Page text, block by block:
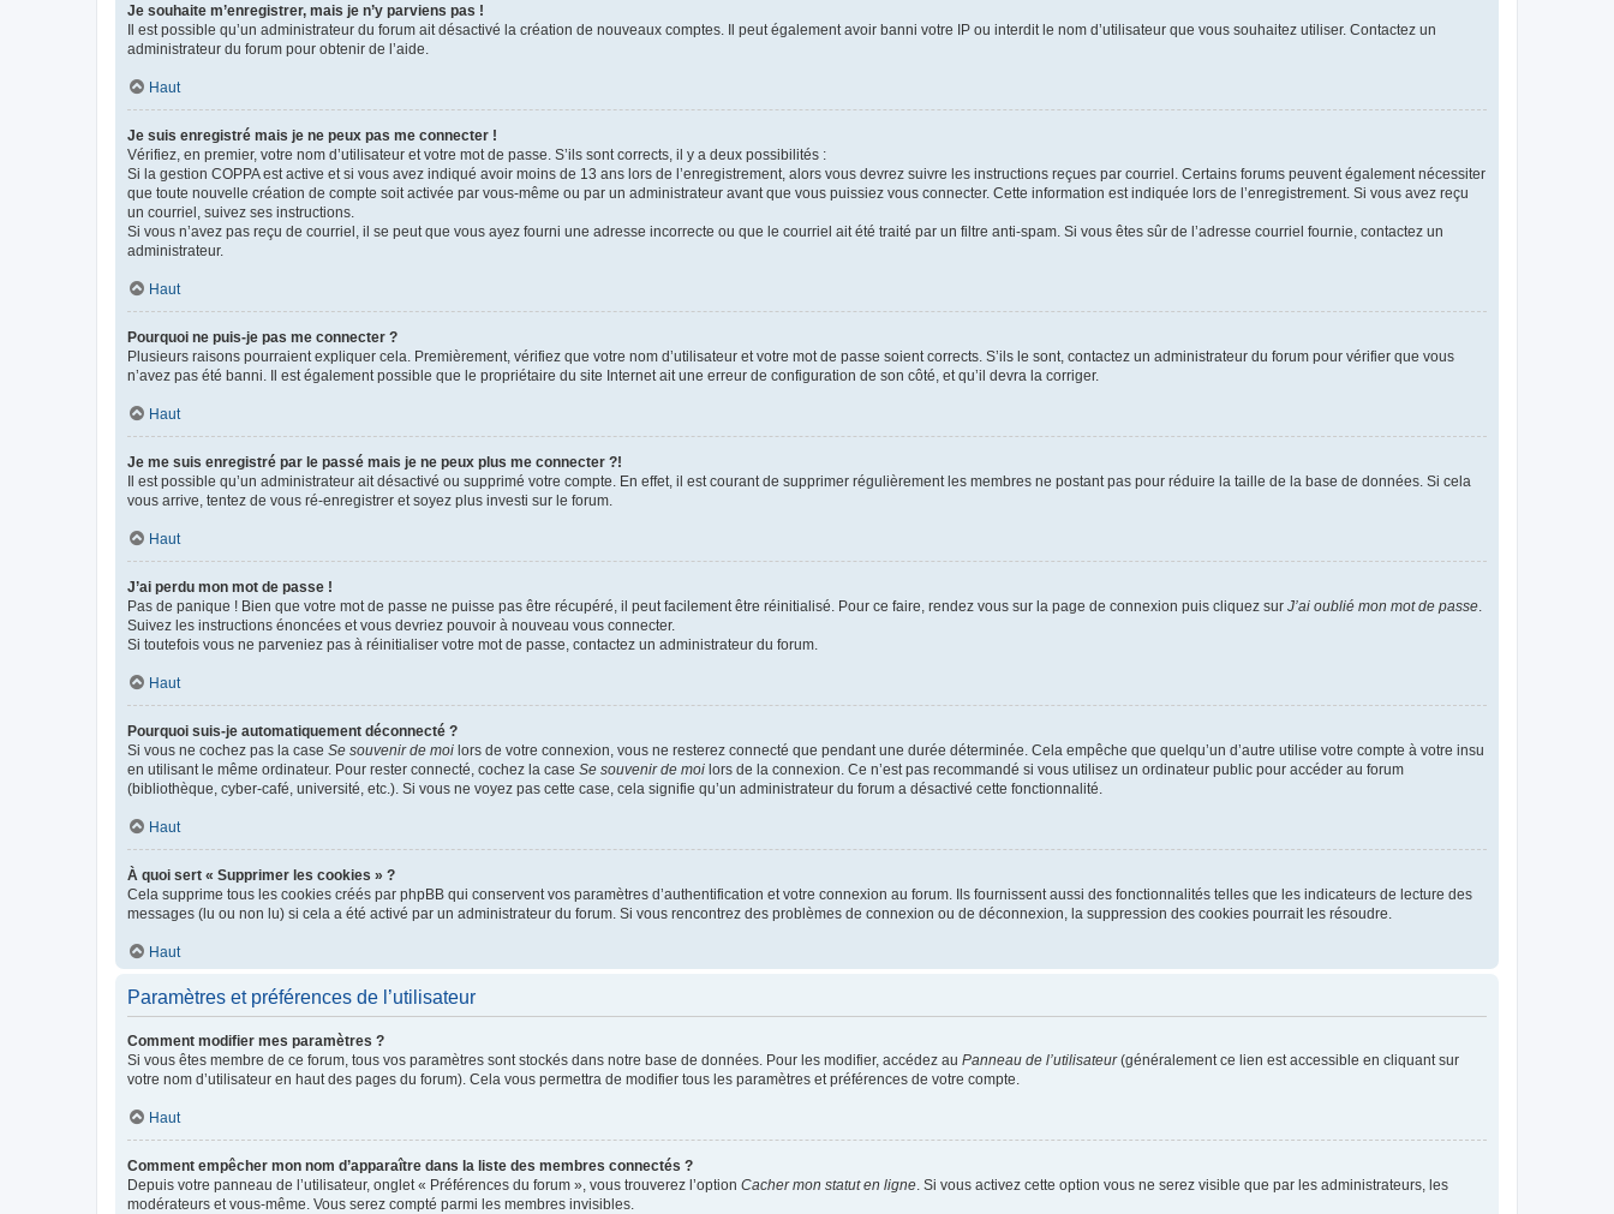
Je souhaite m’enregistrer, mais je n’y parviens pas !
Il est possible qu’un administrateur du forum ait désactivé la création de nouveaux comptes. Il peut également avoir banni votre IP ou interdit le nom d’utilisateur que vous souhaitez utiliser. Contactez un
administrateur du forum pour obtenir de l’aide.
Haut
Je suis enregistré mais je ne peux pas me connecter !
Vérifiez, en premier, votre nom d’utilisateur et votre mot de passe. S’ils sont corrects, il y a deux possibilités :
Si la gestion COPPA est active et si vous avez indiqué avoir moins de 13 ans lors de l’enregistrement, alors vous devrez suivre les instructions reçues par courriel. Certains forums peuvent également nécessiter
que toute nouvelle création de compte soit activée par vous-même ou par un administrateur avant que vous puissiez vous connecter. Cette information est indiquée lors de l’enregistrement. Si vous avez reçu
un courriel, suivez ses instructions.
Si vous n’avez pas reçu de courriel, il se peut que vous ayez fourni une adresse incorrecte ou que le courriel ait été traité par un filtre anti-spam. Si vous êtes sûr de l’adresse courriel fournie, contactez un
administrateur.
Haut
Pourquoi ne puis-je pas me connecter ?
Plusieurs raisons pourraient expliquer cela. Premièrement, vérifiez que votre nom d’utilisateur et votre mot de passe soient corrects. S’ils le sont, contactez un administrateur du forum pour vérifier que vous
n’avez pas été banni. Il est également possible que le propriétaire du site Internet ait une erreur de configuration de son côté, et qu’il devra la corriger.
Haut
Je me suis enregistré par le passé mais je ne peux plus me connecter ?!
Il est possible qu’un administrateur ait désactivé ou supprimé votre compte. En effet, il est courant de supprimer régulièrement les membres ne postant pas pour réduire la taille de la base de données. Si cela
vous arrive, tentez de vous ré-enregistrer et soyez plus investi sur le forum.
Haut
J’ai perdu mon mot de passe !
Pas de panique ! Bien que votre mot de passe ne puisse pas être récupéré, il peut facilement être réinitialisé. Pour ce faire, rendez vous sur la page de connexion puis cliquez sur J’ai oublié mon mot de passe
Suivez les instructions énoncées et vous devriez pouvoir à nouveau vous connecter.
Si toutefois vous ne parveniez pas à réinitialiser votre mot de passe, contactez un administrateur du forum.
Haut
Pourquoi suis-je automatiquement déconnecté ?
Si vous ne cochez pas la case Se souvenir de moi lors de votre connexion, vous ne resterez connecté que pendant une durée déterminée. Cela empêche que quelqu’un d’autre utilise votre compte à votre insu
en utilisant le même ordinateur. Pour rester connecté, cochez la case Se souvenir de moi lors de la connexion. Ce n’est pas recommandé si vous utilisez un ordinateur public pour accéder au forum
(bibliothèque, cyber-café, université, etc.). Si vous ne voyez pas cette case, cela signifie qu’un administrateur du forum a désactivé cette fonctionnalité.
Haut
À quoi sert « Supprimer les cookies » ?
Cela supprime tous les cookies créés par phpBB qui conservent vos paramètres d’authentification et votre connexion au forum. Ils fournissent aussi des fonctionnalités telles que les indicateurs de lecture des
messages (lu ou non lu) si cela a été activé par un administrateur du forum. Si vous rencontrez des problèmes de connexion ou de déconnexion, la suppression des cookies pourrait les résoudre.
Haut
Paramètres et préférences de l’utilisateur
Comment modifier mes paramètres ?
Si vous êtes membre de ce forum, tous vos paramètres sont stockés dans notre base de données. Pour les modifier, accédez au Panneau de l’utilisateur(généralement ce lien est accessible en cliquant sur
votre nom d’utilisateur en haut des pages du forum). Cela vous permettra de modifier tous les paramètres et préférences de votre compte.
Haut
Comment empêcher mon nom d’apparaître dans la liste des membres connectés ?
Depuis votre panneau de l’utilisateur, onglet « Préférences du forum », vous trouverez l’option Cacher mon statut en ligne . Si vous activez cette option vous ne serez visible que par les administrateurs, les
modérateurs et vous-même. Vous serez compté parmi les membres invisibles.